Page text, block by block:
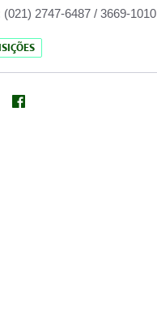
(021) 2747-6487 / 3669-1010